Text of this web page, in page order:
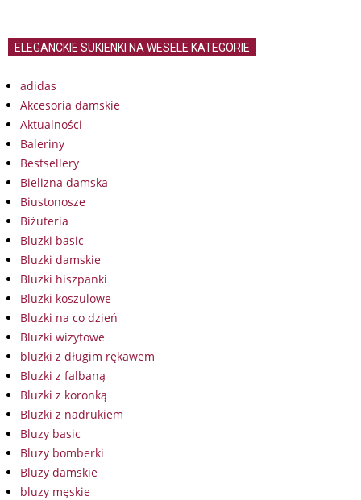
ELEGANCKIE SUKIENKI NA WESELE KATEGORIE
adidas
Akcesoria damskie
Aktualności
Baleriny
Bestsellery
Bielizna damska
Biustonosze
Biżuteria
Bluzki basic
Bluzki damskie
Bluzki hiszpanki
Bluzki koszulowe
Bluzki na co dzień
Bluzki wizytowe
bluzki z długim rękawem
Bluzki z falbaną
Bluzki z koronką
Bluzki z nadrukiem
Bluzy basic
Bluzy bomberki
Bluzy damskie
bluzy męskie